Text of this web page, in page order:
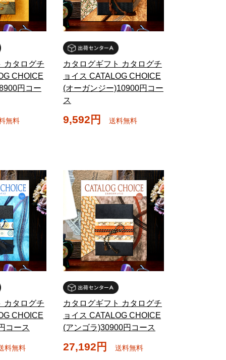
カタログチ
CHOICE
円コー
無料
カタログギフト カタログチ
ョイス CATALOG CHOICE
(オーガンジー)10900円コー
ス
9,592円 送料無料
カタログチ
CHOICE
コース
料無料
カタログギフト カタログチ
ョイス CATALOG CHOICE
(アンゴラ)30900円コース
27,192円 送料無料